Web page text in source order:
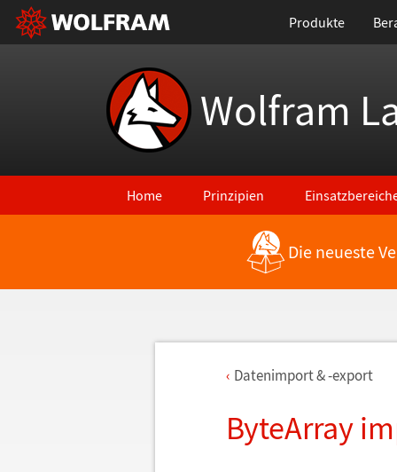
Produkte
Wolfram
Home Prinzipien
Die neueste
Datenimport & -export
ByteArray